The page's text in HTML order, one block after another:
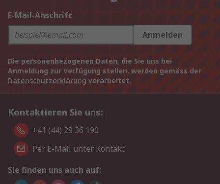
E-Mail-Anschrift
Anmelden
Die personenbezogenen Daten, die Sie uns bei
Anmeldung zur Verfügung stellen, werden gemäss der
Datenschutzerklärung verarbeitet.
Kontaktieren Sie uns:
+41 (44) 28 36 190
Per E-Mail unter Kontakt
Sie finden uns auch auf: